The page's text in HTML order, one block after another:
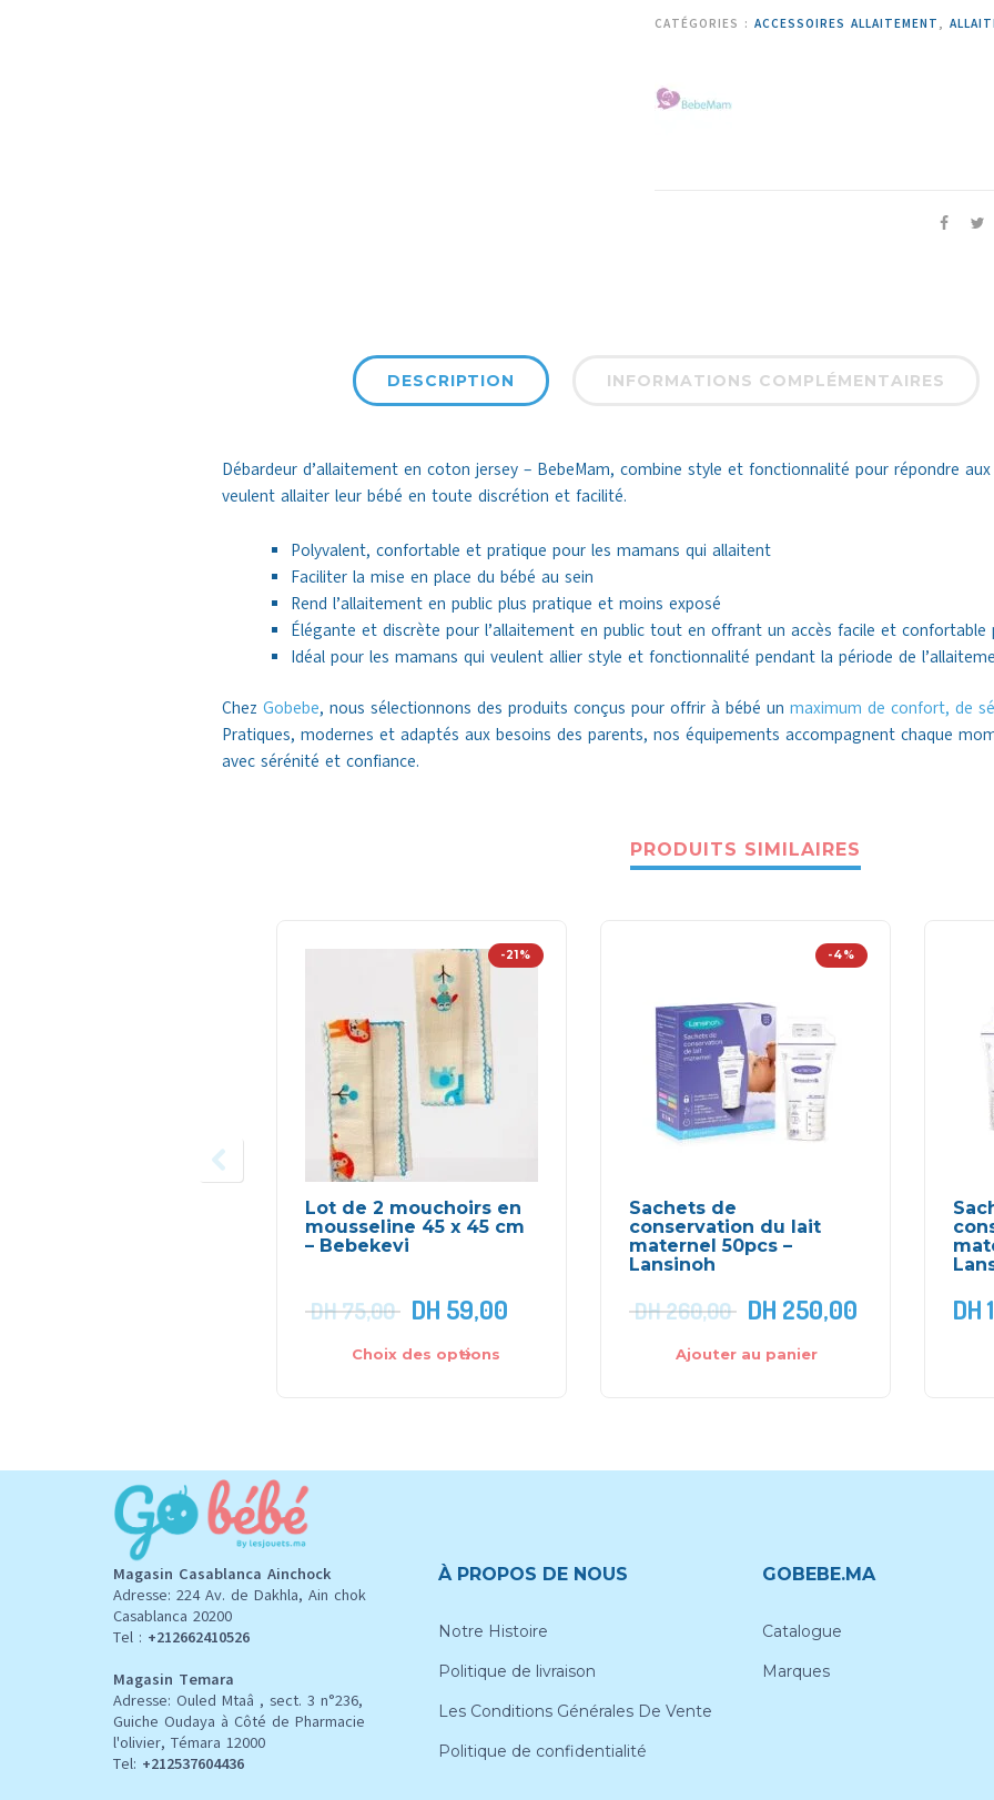
CATÉGORIES : ACCESSOIRES ALLAITEMENT ,
DESCRIPTION INFORMATIONS COMPLÉMENTAIRES
Débardeur d’allaitement en coton jersey – BebeMam, combine style et fonctionnalité pour répondre
veulent allaiter leur bébé en toute discrétion et facilité.
Polyvalent, confortable et pratique pour les mamans qui allaitent
Faciliter la mise en place du bébé au sein
Rend l’allaitement en public plus pratique et moins exposé
Élégante et discrète pour l’allaitement en public tout en offrant un accès facile et confortable
Idéal pour les mamans qui veulent allier style et fonctionnalité pendant la période de
Chez Gobebe, nous sélectionnons des produits conçus pour offrir à bébé un maximum de confort, de
Pratiques, modernes et adaptés aux besoins des parents, nos équipements accompagnent chaque
avec sérénité et confiance.
PRODUITS SIMILAIRES
-21%
Lot de 2 mouchoirs en
mousseline 45 x 45 cm
– Bebekevi
DH75,00 DH 59,00
Choix des options
-4%
Sachets de
conservation du lait
maternel 50pcs –
Lansinoh
DH260,00 DH 250,00
Ajouter au panier
DH
Magasin Casablanca Ainchock
Adresse: 224 Av. de Dakhla, Ain chok
Casablanca 20200
Tel : +212662410526
Magasin Temara
Adresse: Ouled Mtaâ , sect. 3 n°236,
Guiche Oudaya à Côté de Pharmacie
l'olivier, Témara 12000
Tel: +212537604436
À PROPOS DE NOUS
Notre Histoire
Politique de livraison
Les Conditions Générales De Vente
Politique de confidentialité
GOBEBE.MA
Catalogue
Marques